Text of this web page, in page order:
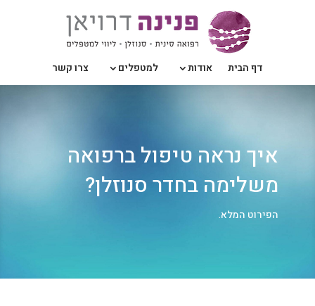
דף הבית אודות למטפלים צרו קשר
איך נראה טיפול ברפואה
משלימה בחדר סנוזלן?
הפירוט המלא.